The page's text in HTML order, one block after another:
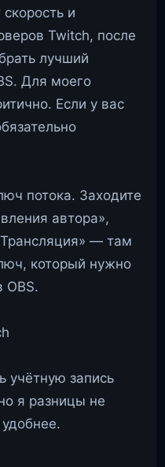
и
Twitch, после
лучший
Для моего
Если у вас
потока. Заходите
автора»,
— там
который нужно
OBS.
учётную запись
я разницы не